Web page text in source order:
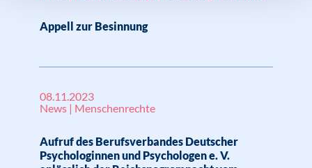
Appell zur Besinnung
08.11.2023
News | Menschenrechte
Aufruf des Berufsverbandes Deutscher
Psychologinnen und Psychologen e. V.